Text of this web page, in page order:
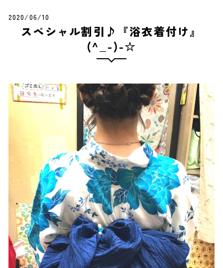
2020/06/10
スペシャル割引♪『浴衣着付け』
(^_-)-☆